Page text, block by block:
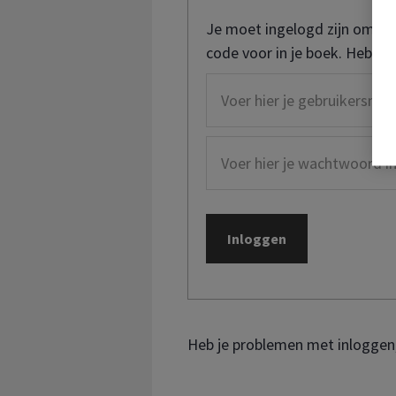
Je moet ingelogd zijn om
code voor in je boek. Heb je
Heb je problemen met